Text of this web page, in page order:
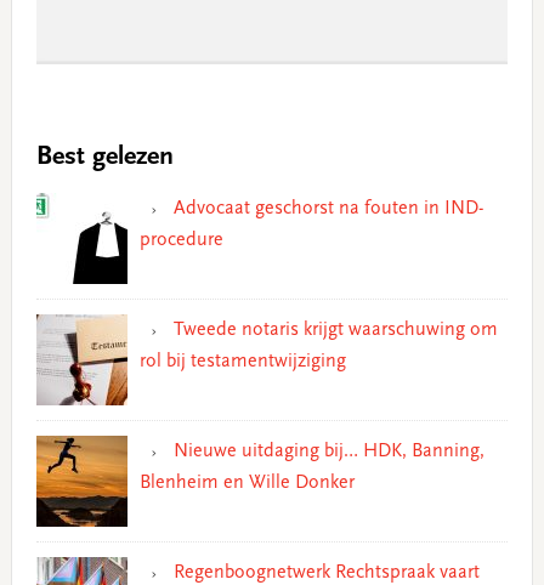
Best gelezen
Advocaat geschorst na fouten in IND-
procedure
Tweede notaris krijgt waarschuwing om
rol bij testamentwijziging
Nieuwe uitdaging bij… HDK, Banning,
Blenheim en Wille Donker
Regenboognetwerk Rechtspraak vaart